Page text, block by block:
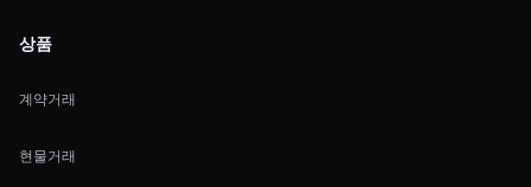
상품
계약거래
현물거래